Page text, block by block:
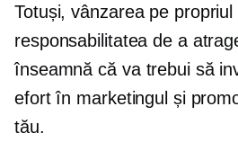
Totuși, vânzarea pe
responsabilitatea de a
înseamnă că va trebui să
efort în marketingul și
tău.